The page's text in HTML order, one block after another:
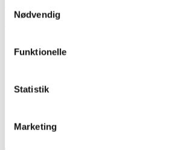
Nødvendig
Funktionelle
Statistik
Marketing
[! unknown label: label-